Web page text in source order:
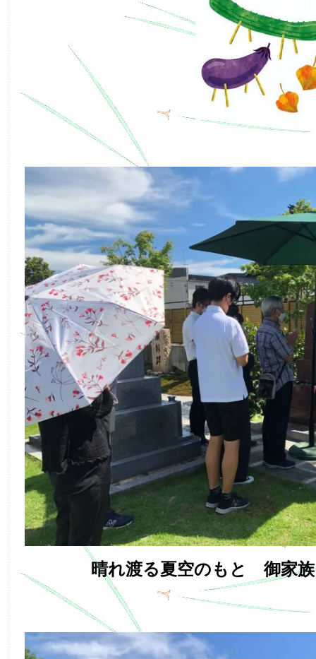
晴れ渡る夏空のもと 御家